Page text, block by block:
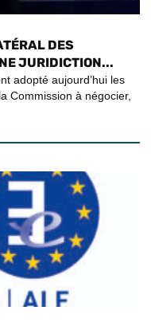
DES
JURIDICTION...
adopté aujourd’hui les
Commission à négocier,